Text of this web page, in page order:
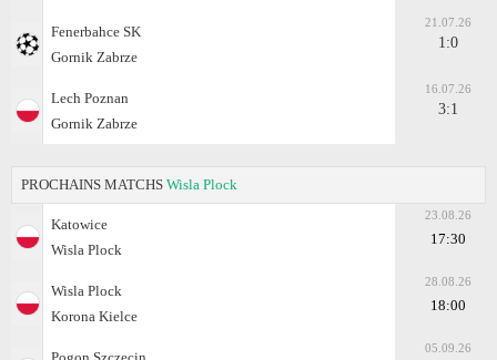
Fenerbahce SK
Gornik Zabrze
21.07.26
1:0
Lech Poznan
Gornik Zabrze
16.07.26
3:1
PROCHAINS MATCHS Wisla Plock
Katowice
Wisla Plock
23.08.26
17:30
Wisla Plock
Korona Kielce
28.08.26
18:00
05.09.26